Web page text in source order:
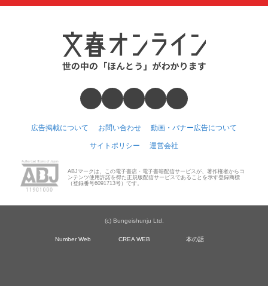
広告掲載について お問い合わせ 動画・バナー広告について
サイトポリシー 運営会社
ABJマークは、この電子書店・電子書籍配信サービスが、著作権者からコ
ンテンツ使用許諾を得た正規版配信サービスであることを示す登録商標
（登録番号6091713号）です。
(c) Bungeishunju Ltd.
Number Web CREA WEB 本の話